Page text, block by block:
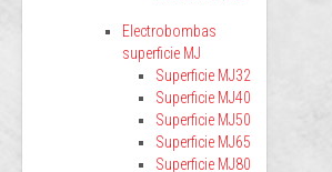
Electrobombas
superficie MJ
Superficie MJ32
Superficie MJ40
Superficie MJ50
Superficie MJ65
Superficie MJ80